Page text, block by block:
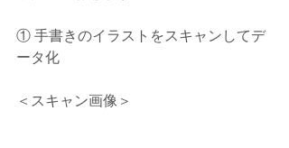
① 手書きのイラストをスキャンしてデ
ータ化
＜スキャン画像＞